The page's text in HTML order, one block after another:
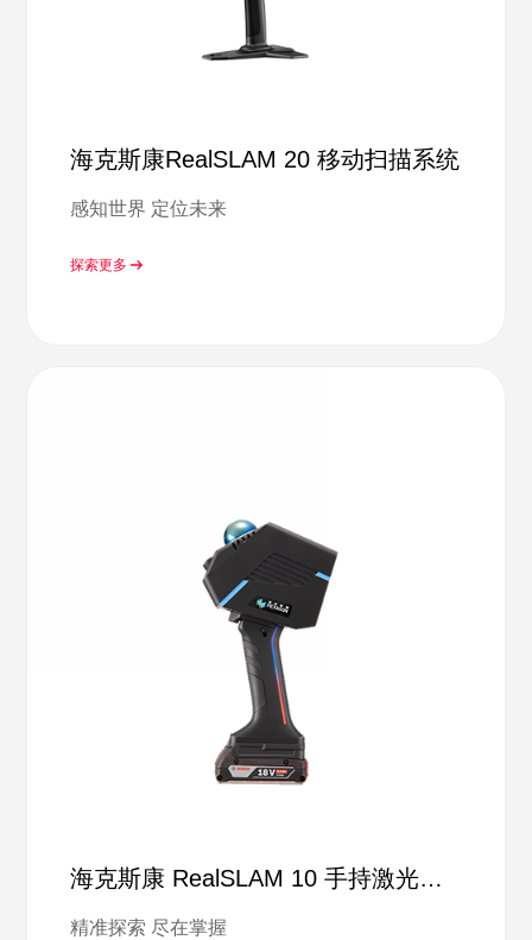
海克斯康RealSLAM 20 移动扫描系统
感知世界 定位未来
探索更多
海克斯康 RealSLAM 10 手持激光扫
精准探索 尽在掌握